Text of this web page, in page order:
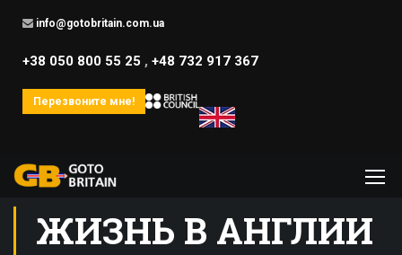
info@gotobritain.com.ua
+38 050 800 55 25 , +48 732 917 367
Перезвоните мне!
ЖИЗНЬ В АНГЛИИ